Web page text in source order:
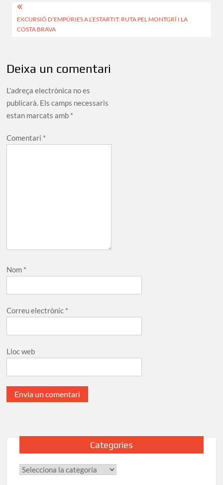
Navegació
d'entrades
EXCURSIÓ D’EMPÚRIES A L’ESTARTIT: RUTA PEL MONTGRÍ I LA
COSTA BRAVA
Deixa un comentari
L'adreça electrònica no es
publicarà. Els camps necessaris
estan marcats amb *
Comentari *
Nom *
Correu electrònic *
Lloc web
Categories
Categories